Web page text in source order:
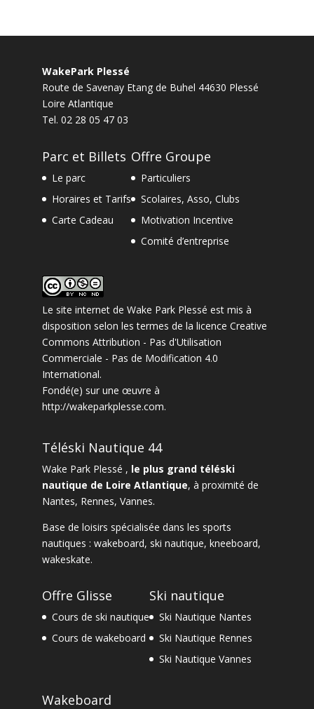
WakePark Plessé
Route de Savenay Etang de Buhel 44630 Plessé
Loire Atlantique
Tel. 02 28 05 47 03
Parc et Billets
Le parc
Horaires et Tarifs
Carte Cadeau
Offre Groupe
Particuliers
Scolaires, Asso, Clubs
Motivation Incentive
Comité d’entreprise
Le site internetde Wake Park Plessé est mis à
disposition selon les termes de la licence Creative
Commons Attribution - Pas d'Utilisation
Commerciale - Pas de Modification 4.0
International.
Fondé(e) sur une œuvre à
http://wakeparkplesse.com.
Téléski Nautique 44
Wake Park Plessé , le plus grand téléski
nautique de Loire Atlantique, à proximité de
Nantes, Rennes, Vannes.
Base de loisirs spécialisée dans les sports
nautiques : wakeboard, ski nautique, kneeboard,
wakeskate.
Offre Glisse
Cours de ski nautique
Cours de wakeboard
Ski nautique
Ski Nautique Nantes
Ski Nautique Rennes
Ski Nautique Vannes
Wakeboard